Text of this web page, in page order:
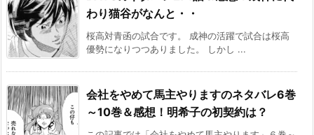
わり猫谷がなんと・・
桜高対青函の試合です。 成神の活躍で試合は桜高
優勢になりつつありました。 しかし ...
会社をやめて馬主やりますのネタバレ6巻
～10巻＆感想！明希子の初契約は？